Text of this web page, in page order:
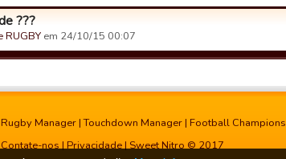
???
RUGBY em 24/10/15 00:07
Rugby Manager |Touchdown Manager | Football Champions
Contate-nos|Privacidade| Sweet Nitro © 2017